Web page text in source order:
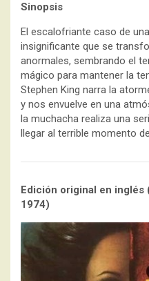
Sinopsis
El escalofriante caso de
insignificante que se
anormales, sembrando el
mágico para mantener la
Stephen King narra la
y nos envuelve en una
la muchacha realiza una
llegar al terrible momento
Edición original en inglés
1974)